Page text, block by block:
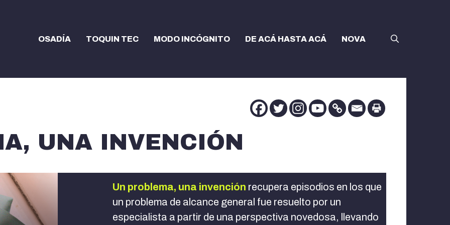
OSADÍA TOQUIN TEC MODO INCÓGNITO DE ACÁ HASTA ACÁ NOVA
UNA INVENCIÓN
Un problema, una invención recupera episodios en los que
un problema de alcance general fue resuelto por un
especialista a partir de una perspectiva novedosa, llevando